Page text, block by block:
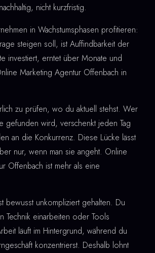
nicht kurzfristig.
in Wachstumsphasen profitieren:
steigen soll, ist Auffindbarkeit der
investiert, erntet über Monate und
Marketing Agentur Offenbach in
zu prüfen, wo du aktuell stehst. Wer
gefunden wird, verschenkt jeden Tag
an die Konkurrenz. Diese Lücke lässt
nur, wenn man sie angeht. Online
Offenbach ist mehr als eine
bewusst unkompliziert gehalten. Du
Technik einarbeiten oder Tools
läuft im Hintergrund, während du
konzentrierst. Deshalb lohnt